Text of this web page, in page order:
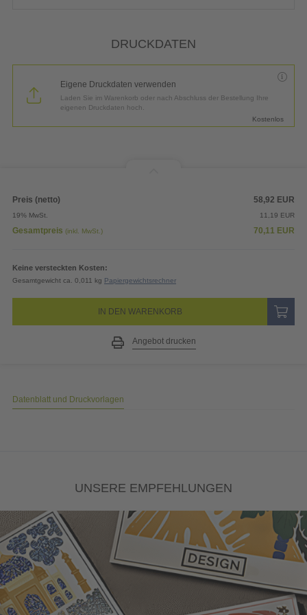
DRUCKDATEN
Eigene Druckdaten verwenden
Laden Sie im Warenkorb oder nach Abschluss der Bestellung Ihre
eigenen Druckdaten hoch.
Kostenlos
Preis (netto) 58,92 EUR
19% MwSt. 11,19 EUR
Gesamtpreis (inkl. MwSt.) 70,11 EUR
Keine versteckten Kosten:
Gesamtgewicht ca. 0,011 kg Papiergewichtsrechner
IN DEN WARENKORB
Angebot drucken
Datenblatt und Druckvorlagen
UNSERE EMPFEHLUNGEN